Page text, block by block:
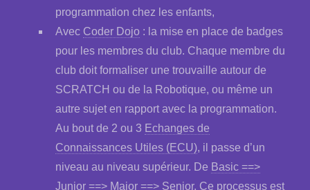
programmation chez les enfants,
Avec Coder Dojo : la mise en place de badges
pour les membres du club. Chaque membre du
club doit formaliser une trouvaille autour de
SCRATCH ou de la Robotique, ou même un
autre sujet en rapport avec la programmation.
Au bout de 2 ou 3 Echanges de
Connaissances Utiles (ECU), il passe d’un
niveau au niveau supérieur. De Basic ==>
Junior ==> Major ==> Senior. Ce processus est